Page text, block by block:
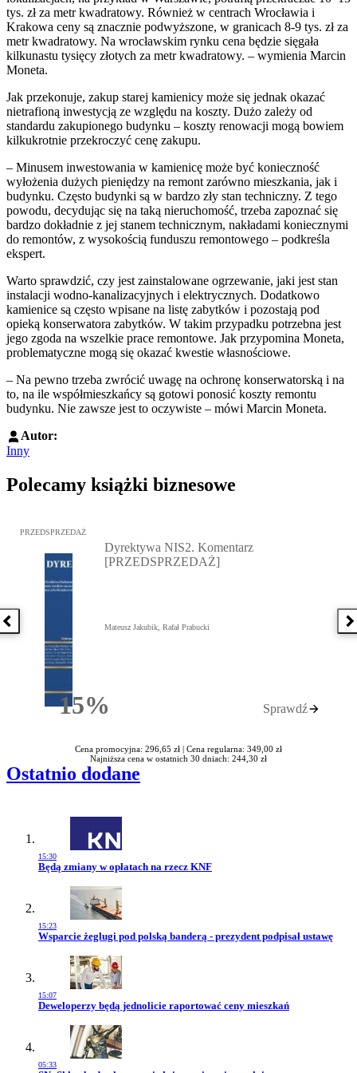
tys. zł za metr kwadratowy. Również w centrach Wrocławia i
Krakowa ceny są znacznie podwyższone, w granicach 8-9 tys. zł za
metr kwadratowy. Na wrocławskim rynku cena będzie sięgała
kilkunastu tysięcy złotych za metr kwadratowy. – wymienia Marcin
Moneta.
Jak przekonuje, zakup starej kamienicy może się jednak okazać
nietrafioną inwestycją ze względu na koszty. Dużo zależy od
standardu zakupionego budynku – koszty renowacji mogą bowiem
kilkukrotnie przekroczyć cenę zakupu.
– Minusem inwestowania w kamienicę może być konieczność
wyłożenia dużych pieniędzy na remont zarówno mieszkania, jak i
budynku. Często budynki są w bardzo zły stan techniczny. Z tego
powodu, decydując się na taką nieruchomość, trzeba zapoznać się
bardzo dokładnie z jej stanem technicznym, nakładami koniecznymi
do remontów, z wysokością funduszu remontowego – podkreśla
ekspert.
Warto sprawdzić, czy jest zainstalowane ogrzewanie, jaki jest stan
instalacji wodno-kanalizacyjnych i elektrycznych. Dodatkowo
kamienice są często wpisane na listę zabytków i pozostają pod
opieką konserwatora zabytków. W takim przypadku potrzebna jest
jego zgoda na wszelkie prace remontowe. Jak przypomina Moneta,
problematyczne mogą się okazać kwestie własnościowe.
– Na pewno trzeba zwrócić uwagę na ochronę konserwatorską i na
to, na ile współmieszkańcy są gotowi ponosić koszty remontu
budynku. Nie zawsze jest to oczywiste – mówi Marcin Moneta.
Autor:
Inny
Polecamy książki biznesowe
Poprzednia książka
Przejdź do: Dyrektywa NIS2. Komentarz [PRZEDSPRZEDAŻ],
PRZEDSPRZEDAŻ
15%Rabatu
Dyrektywa NIS2. Komentarz
[PRZEDSPRZEDAŻ]
Mateusz Jakubik, Rafał Prabucki
Sprawdź
Cena promocyjna: 296,65 zł | Cena regularna: 349,00 zł
Najniższa cena w ostatnich 30 dniach: 244,30 zł
Ostatnio dodane
15:30
Przejdź do artykułu:
Będą zmiany w opłatach na rzecz KNF
15:23
Przejdź do artykułu:
Wsparcie żeglugi pod polską banderą - prezydent podpisał ustawę
15:07
Przejdź do artykułu:
Deweloperzy będą jednolicie raportować ceny mieszkań
05:33